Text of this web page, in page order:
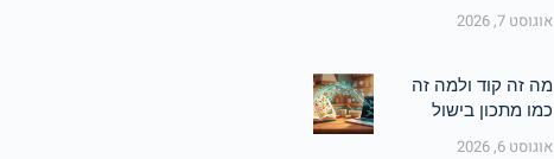
אוגוסט 7, 2026
מה זה קוד ולמה זה
כמו מתכון בישול
אוגוסט 6, 2026